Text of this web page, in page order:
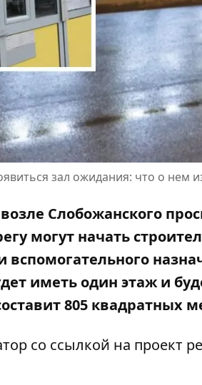
зал ожидания: что о нем
Слобожанского
могут начать
иметь один этаж и
805 квадратных
со ссылкой на проект